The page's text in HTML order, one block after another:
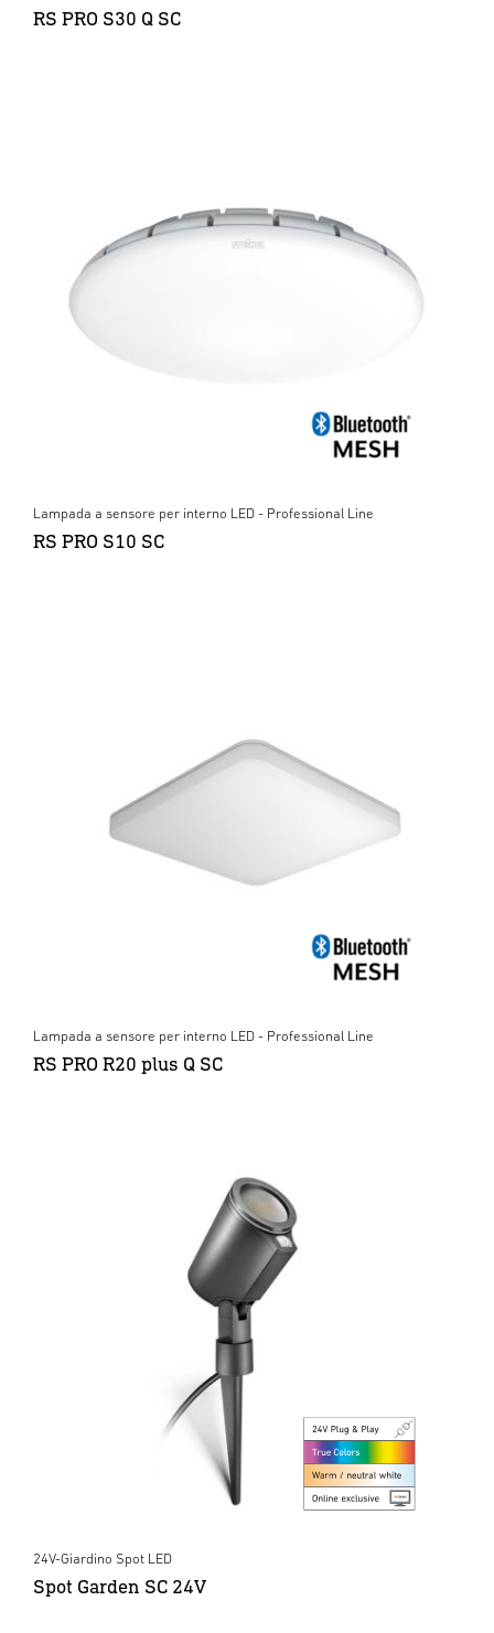
RS PRO S30 Q SC
Lampada a sensore per interno LED - Professional Line
RS PRO S10 SC
Lampada a sensore per interno LED - Professional Line
RS PRO R20 plus Q SC
24V-Giardino Spot LED
Spot Garden SC 24V